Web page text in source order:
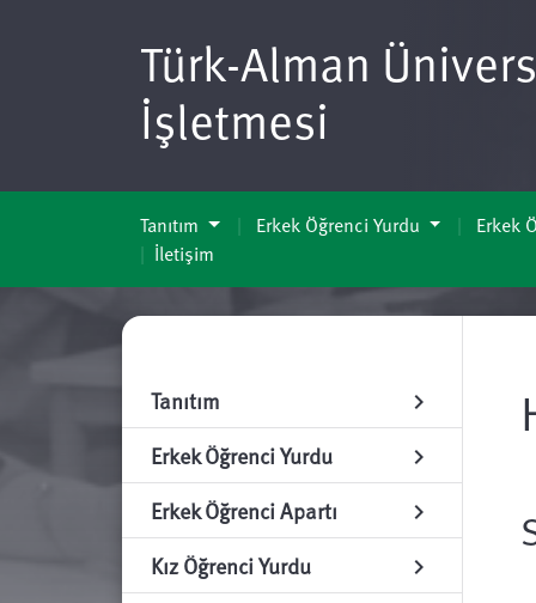
Türk-Alman
İşletmesi
Tanıtım Erkek Öğrenci Yurdu
Erkek
İletişim
Tanıtım chevron_right
Erkek Öğrenci Yurdu chevron_right
Erkek Öğrenci Apartı chevron_right
Kız Öğrenci Yurdu chevron_right